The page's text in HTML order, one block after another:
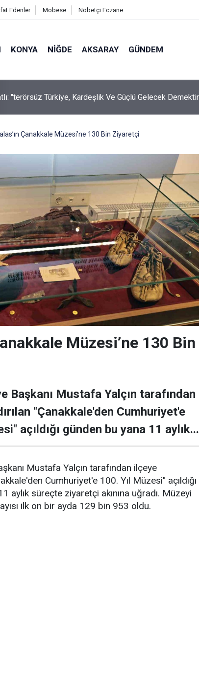
Edenler Mobese Nöbetçi Eczane
KONYA NIĞDE AKSARAY GÜNDEM
Öldürmeye Teşebbüs Şüphelisi Tutuklandı
Çanakkale Müzesi’ne 130 Bin Ziyaretçi
Müzesi’ne 130 Bin
Başkanı Mustafa Yalçın tarafından
"Çanakkale'den Cumhuriyet'e
açıldığı günden bu yana 11 aylık...
Mustafa Yalçın tarafından ilçeye
Cumhuriyet'e 100. Yıl Müzesi" açıldığı
aylık süreçte ziyaretçi akınına uğradı. Müzeyi
ilk on bir ayda 129 bin 953 oldu.